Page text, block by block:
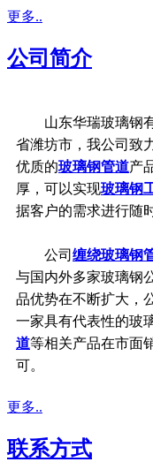
更多..
公司简介
山东华瑞玻璃钢有
省潍坊市，我公司致
优质的玻璃钢管道产
厚，可以实现玻璃钢
据客户的需求进行随
公司 缠绕玻璃钢
与国内外多家玻璃钢
品优势在不断扩大，
一家具有代表性的玻
道等相关产品在市面
可。
更多..
联系方式